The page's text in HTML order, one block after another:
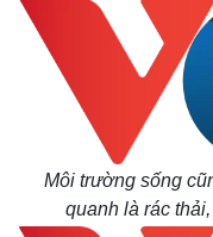
Môi trường sống
quanh là rác